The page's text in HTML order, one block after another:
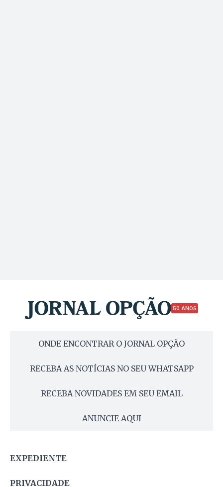
50 ANOS
ONDE ENCONTRAR O JORNAL OPÇÃO
RECEBA AS NOTÍCIAS NO SEU WHATSAPP
RECEBA NOVIDADES EM SEU EMAIL
ANUNCIE AQUI
EXPEDIENTE
PRIVACIDADE